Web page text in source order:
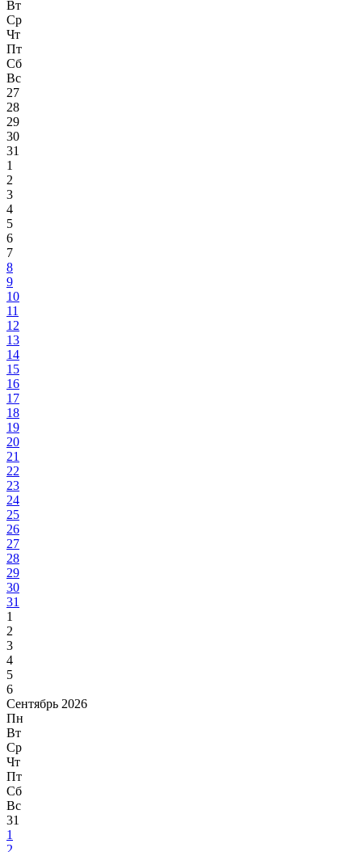
Вт
Ср
Чт
Пт
Сб
Вс
27
28
29
30
31
1
2
3
4
5
6
7
8
9
10
11
12
13
14
15
16
17
18
19
20
21
22
23
24
25
26
27
28
29
30
31
1
2
3
4
5
6
Сентябрь 2026
Пн
Вт
Ср
Чт
Пт
Сб
Вс
31
1